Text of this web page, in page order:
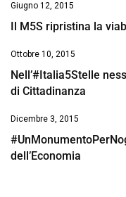
Giugno 12, 2015
Il M5S ripristina la
Ottobre 10, 2015
Nell’#Italia5Stelle
di Cittadinanza
Dicembre 3, 2015
dell’Economia